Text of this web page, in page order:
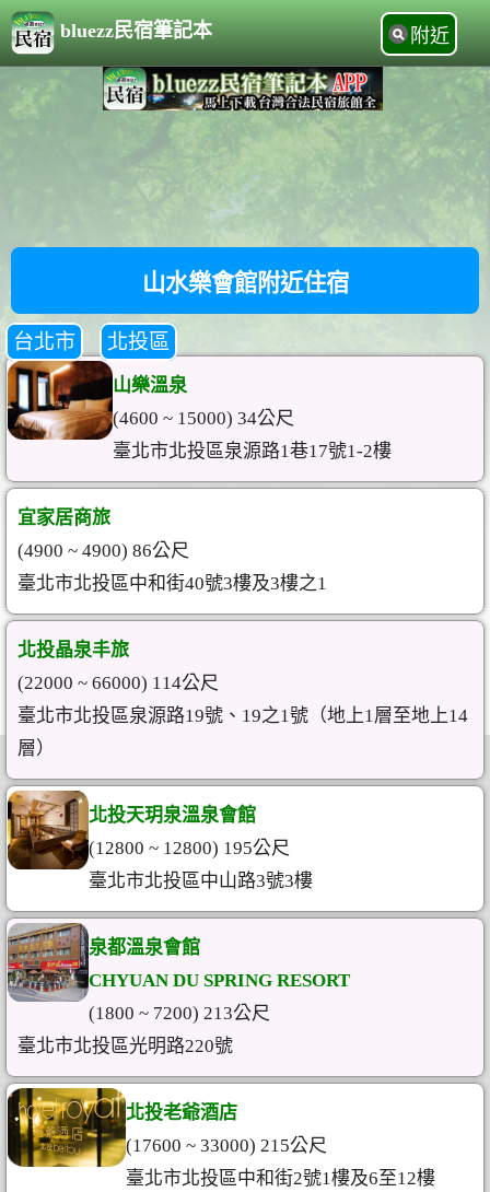
bluezz民宿筆記本 附近
山水樂會館附近住宿
台北市 北投區
山樂溫泉
(4600 ~ 15000) 34公尺
臺北市北投區泉源路1巷17號1-2樓
宜家居商旅
(4900 ~ 4900) 86公尺
臺北市北投區中和街40號3樓及3樓之1
北投晶泉丰旅
(22000 ~ 66000) 114公尺
臺北市北投區泉源路19號、19之1號（地上1層至地上14
層）
北投天玥泉溫泉會館
(12800 ~ 12800) 195公尺
臺北市北投區中山路3號3樓
泉都溫泉會館
CHYUAN DU SPRING RESORT
(1800 ~ 7200) 213公尺
臺北市北投區光明路220號
北投老爺酒店
(17600 ~ 33000) 215公尺
臺北市北投區中和街2號1樓及6至12樓